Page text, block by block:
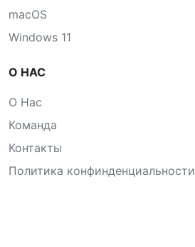
macOS
Windows 11
О НАС
О Нас
Команда
Контакты
Политика конфинденциальности